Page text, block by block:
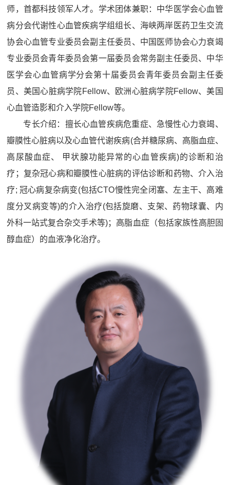
师，首都科技领军人才。学术团体兼职：中华医学会心血管
病分会代谢性心血管疾病学组组长、海峡两岸医药卫生交流
协会心血管专业委员会副主任委员、中国医师协会心力衰竭
专业委员会青年委员会第一届委员会常务副主任委员、中华
医学会心血管病学分会第十届委员会青年委员会副主任委
员、美国心脏病学院Fellow、欧洲心脏病学院Fellow、美国
心血管造影和介入学院Fellow等。
专长介绍：擅长心血管疾病危重症、急慢性心力衰竭、
瓣膜性心脏病以及心血管代谢疾病(合并糖尿病、高脂血症、
高尿酸血症、 甲状腺功能异常的心血管疾病)的诊断和治
疗；复杂冠心病和瓣膜性心脏病的评估诊断和药物、介入治
疗; 冠心病复杂病变(包括CTO慢性完全闭塞、左主干、高难
度分叉病变等)的介入治疗(包括旋磨、支架、药物球囊、内
外科一站式复合杂交手术等)；高脂血症（包括家族性高胆固
醇血症）的血液净化治疗。